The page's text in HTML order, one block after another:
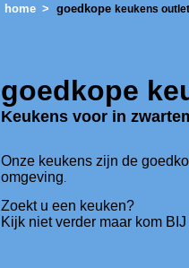
home > goedkope keukens
goedkope
Keukens voor in
Onze keukens zijn de
omgeving.
Zoekt u een keuken?
Kijk niet verder maar kom